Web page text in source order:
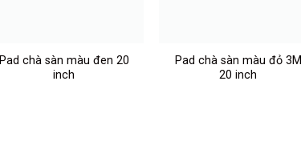
Pad chà sàn màu đen 20
inch
Pad chà sàn màu đỏ 3M
20 inch